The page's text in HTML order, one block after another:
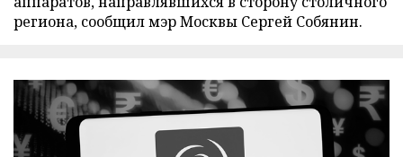
региона, сообщил мэр Москвы Сергей Собянин.